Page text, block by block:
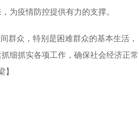
为疫情防控提供有力的支撑。
众，特别是困难群众的基本生活，
细抓实各项工作，确保社会经济正常
】